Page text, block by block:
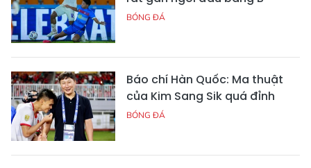
BÓNG ĐÁ
Báo chí Hàn Quốc: Ma thuật
của Kim Sang Sik quá đỉnh
BÓNG ĐÁ